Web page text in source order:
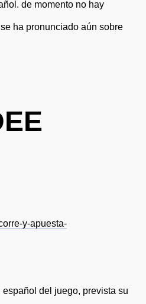
de momento no hay
ha pronunciado aún sobre
y-apuesta-
del juego, prevista su